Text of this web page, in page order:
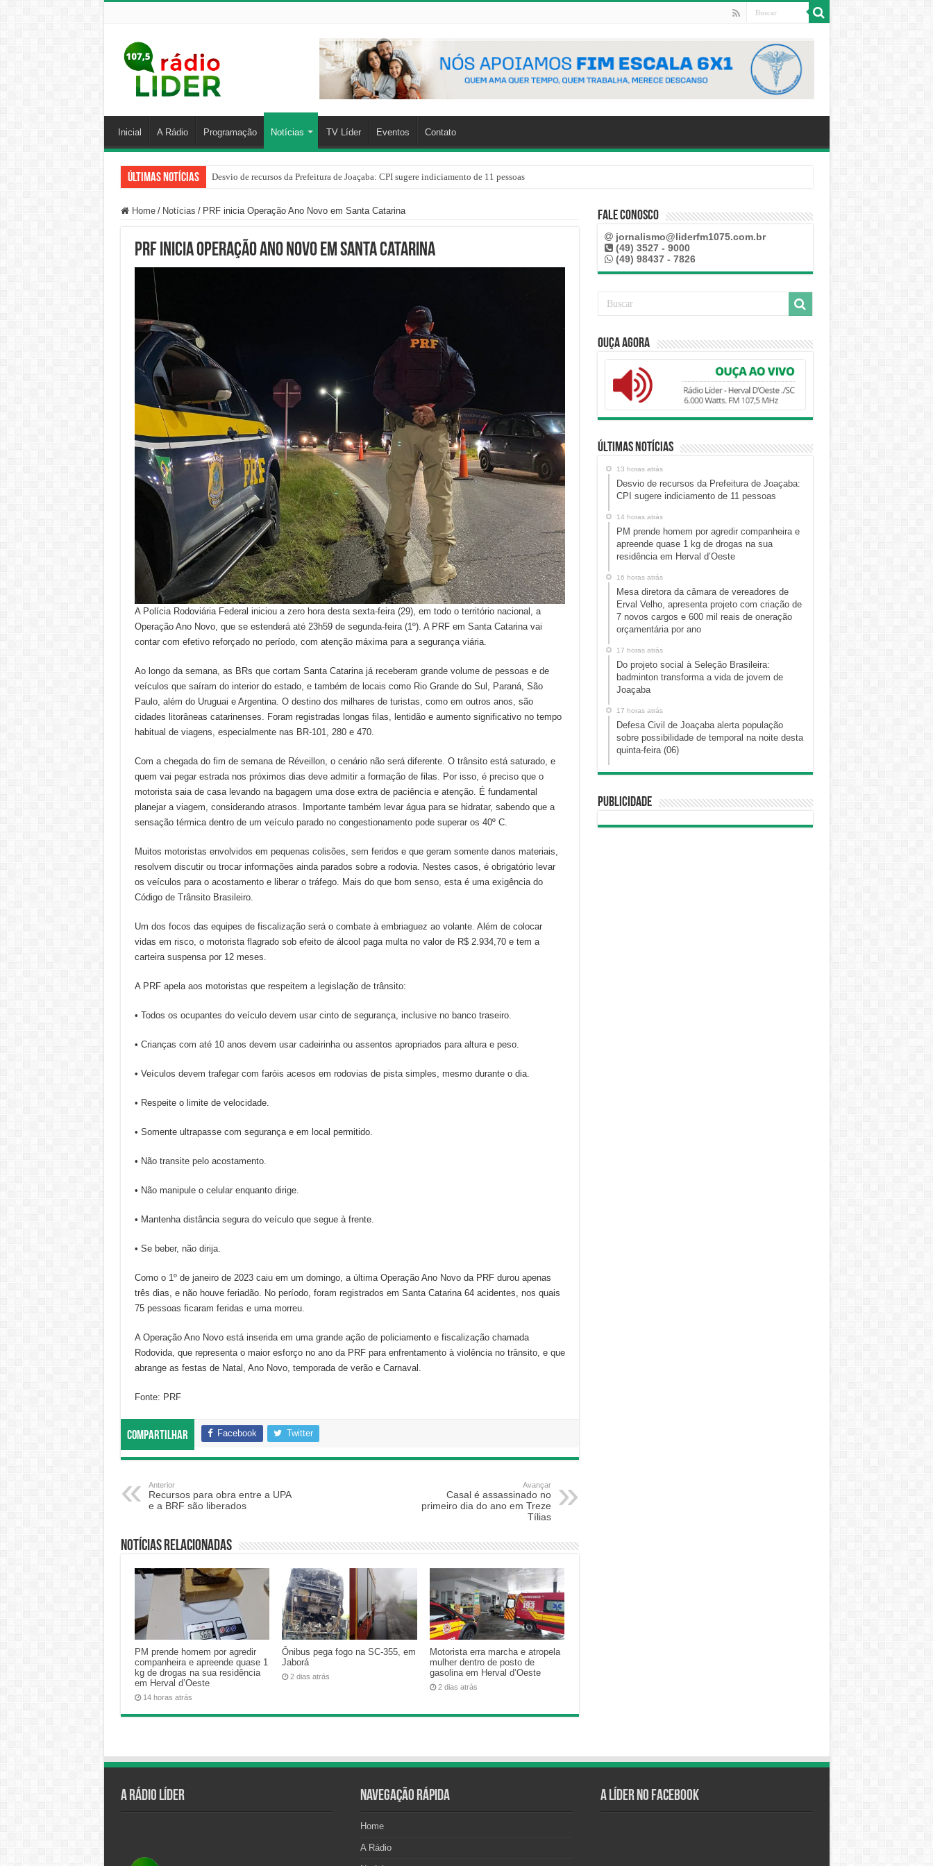
Inicial A Rádio Programação Notícias TV Líder Eventos Contato
Últimas Notícias Desvio de recursos da Prefeitura de Joaçaba: CPI sugere indiciamento de 11 pessoas
Home / Notícias / PRF inicia Operação Ano Novo em Santa Catarina
PRF inicia Operação Ano Novo em Santa Catarina
A Polícia Rodoviária Federal iniciou a zero hora desta sexta-feira (29), em todo o território nacional, a
Operação Ano Novo, que se estenderá até 23h59 de segunda-feira (1º). A PRF em Santa Catarina vai
contar com efetivo reforçado no período, com atenção máxima para a segurança viária.
Ao longo da semana, as BRs que cortam Santa Catarina já receberam grande volume de pessoas e de
veículos que saíram do interior do estado, e também de locais como Rio Grande do Sul, Paraná, São
Paulo, além do Uruguai e Argentina. O destino dos milhares de turistas, como em outros anos, são
cidades litorâneas catarinenses. Foram registradas longas filas, lentidão e aumento significativo no tempo
habitual de viagens, especialmente nas BR-101, 280 e 470.
Com a chegada do fim de semana de Réveillon, o cenário não será diferente. O trânsito está saturado, e
quem vai pegar estrada nos próximos dias deve admitir a formação de filas. Por isso, é preciso que o
motorista saia de casa levando na bagagem uma dose extra de paciência e atenção. É fundamental
planejar a viagem, considerando atrasos. Importante também levar água para se hidratar, sabendo que a
sensação térmica dentro de um veículo parado no congestionamento pode superar os 40º C.
Muitos motoristas envolvidos em pequenas colisões, sem feridos e que geram somente danos materiais,
resolvem discutir ou trocar informações ainda parados sobre a rodovia. Nestes casos, é obrigatório levar
os veículos para o acostamento e liberar o tráfego. Mais do que bom senso, esta é uma exigência do
Código de Trânsito Brasileiro.
Um dos focos das equipes de fiscalização será o combate à embriaguez ao volante. Além de colocar
vidas em risco, o motorista flagrado sob efeito de álcool paga multa no valor de R$ 2.934,70 e tem a
carteira suspensa por 12 meses.
A PRF apela aos motoristas que respeitem a legislação de trânsito:
• Todos os ocupantes do veículo devem usar cinto de segurança, inclusive no banco traseiro.
• Crianças com até 10 anos devem usar cadeirinha ou assentos apropriados para altura e peso.
• Veículos devem trafegar com faróis acesos em rodovias de pista simples, mesmo durante o dia.
• Respeite o limite de velocidade.
• Somente ultrapasse com segurança e em local permitido.
• Não transite pelo acostamento.
• Não manipule o celular enquanto dirige.
• Mantenha distância segura do veículo que segue à frente.
• Se beber, não dirija.
Como o 1º de janeiro de 2023 caiu em um domingo, a última Operação Ano Novo da PRF durou apenas
três dias, e não houve feriadão. No período, foram registrados em Santa Catarina 64 acidentes, nos quais
75 pessoas ficaram feridas e uma morreu.
A Operação Ano Novo está inserida em uma grande ação de policiamento e fiscalização chamada
Rodovida, que representa o maior esforço no ano da PRF para enfrentamento à violência no trânsito, e que
abrange as festas de Natal, Ano Novo, temporada de verão e Carnaval.
Fonte: PRF
Compartilhar Facebook Twitter
Anterior
Recursos para obra entre a UPA
e a BRF são liberados
Avançar
Casal é assassinado no
primeiro dia do ano em Treze
Tílias
Notícias relacionadas
PM prende homem por agredir
companheira e apreende quase 1
kg de drogas na sua residência
em Herval d’Oeste
14 horas atrás
Ônibus pega fogo na SC-355, em
Jaborá
2 dias atrás
Motorista erra marcha e atropela
mulher dentro de posto de
gasolina em Herval d’Oeste
2 dias atrás
Fale Conosco
jornalismo@liderfm1075.com.br
(49) 3527 - 9000
(49) 98437 - 7826
Ouça Agora
Últimas Notícias
13 horas atrás
Desvio de recursos da Prefeitura de Joaçaba:
CPI sugere indiciamento de 11 pessoas
14 horas atrás
PM prende homem por agredir companheira e
apreende quase 1 kg de drogas na sua
residência em Herval d’Oeste
16 horas atrás
Mesa diretora da câmara de vereadores de
Erval Velho, apresenta projeto com criação de
7 novos cargos e 600 mil reais de oneração
orçamentária por ano
17 horas atrás
Do projeto social à Seleção Brasileira:
badminton transforma a vida de jovem de
Joaçaba
17 horas atrás
Defesa Civil de Joaçaba alerta população
sobre possibilidade de temporal na noite desta
quinta-feira (06)
Publicidade
A Rádio Líder Navegação Rápida
Home
A Rádio
A Líder no Facebook